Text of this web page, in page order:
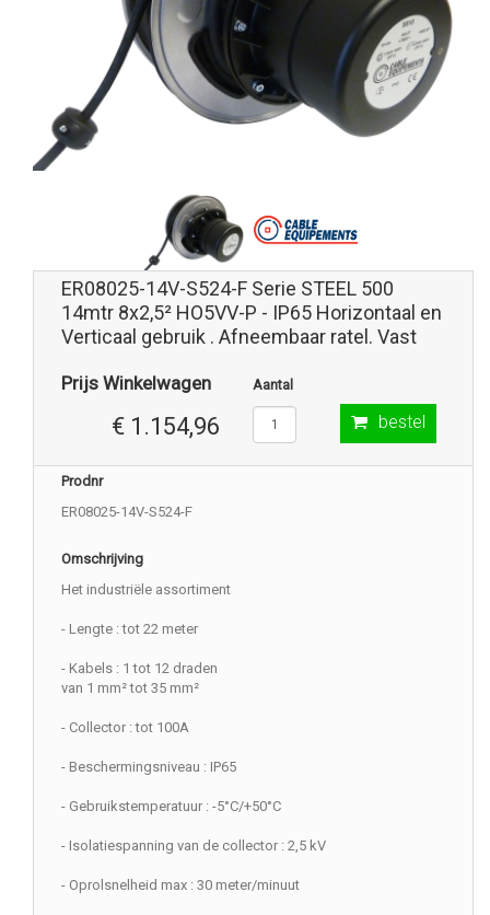
ER08025-14V-S524-F Serie STEEL 500
14mtr 8x2,5² HO5VV-P - IP65 Horizontaal en
Verticaal gebruik . Afneembaar ratel. Vast
Prijs Winkelwagen
€ 1.154,96
Aantal
bestel
Prodnr
ER08025-14V-S524-F
Omschrijving
Het industriële assortiment
- Lengte : tot 22 meter
- Kabels : 1 tot 12 draden
van 1 mm² tot 35 mm²
- Collector : tot 100A
- Beschermingsniveau : IP65
- Gebruikstemperatuur : -5°C/+50°C
- Isolatiespanning van de collector : 2,5 kV
- Oprolsnelheid max : 30 meter/minuut